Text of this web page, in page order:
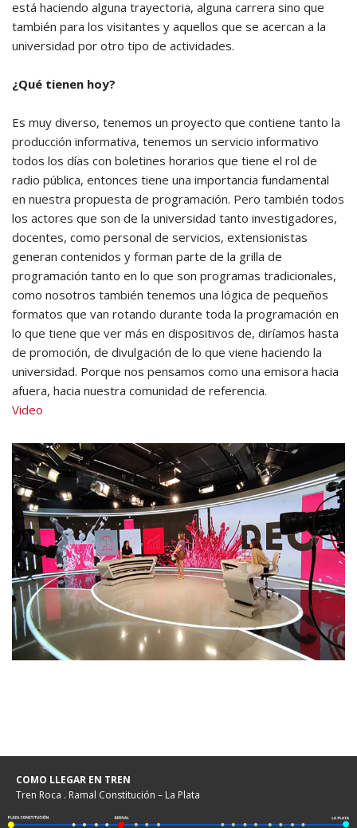
está haciendo alguna trayectoria, alguna carrera sino que
también para los visitantes y aquellos que se acercan a la
universidad por otro tipo de actividades.
¿Qué tienen hoy?
Es muy diverso, tenemos un proyecto que contiene tanto la
producción informativa, tenemos un servicio informativo
todos los días con boletines horarios que tiene el rol de
radio pública, entonces tiene una importancia fundamental
en nuestra propuesta de programación. Pero también todos
los actores que son de la universidad tanto investigadores,
docentes, como personal de servicios, extensionistas
generan contenidos y forman parte de la grilla de
programación tanto en lo que son programas tradicionales,
como nosotros también tenemos una lógica de pequeños
formatos que van rotando durante toda la programación en
lo que tiene que ver más en dispositivos de, diríamos hasta
de promoción, de divulgación de lo que viene haciendo la
universidad. Porque nos pensamos como una emisora hacia
afuera, hacia nuestra comunidad de referencia.
Video
COMO LLEGAR EN TREN
Tren Roca . Ramal Constitución – La Plata